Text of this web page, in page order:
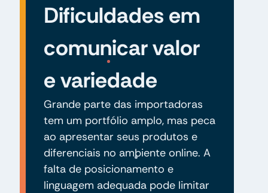
Dificuldades em
comunicar valor
e variedade
Grande parte das importadoras
tem um portfólio amplo, mas peca
ao apresentar seus produtos e
diferenciais no ambiente online. A
falta de posicionamento e
linguagem adequada pode limitar